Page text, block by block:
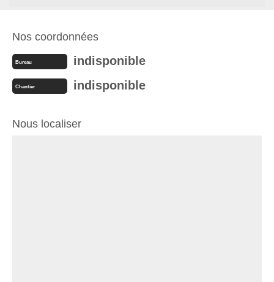
Nos coordonnées
Bureau indisponible
Chantier indisponible
Nous localiser